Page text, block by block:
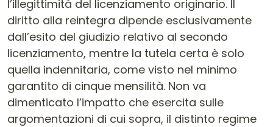
l’illegittimità del licenziamento originario. Il
diritto alla reintegra dipende esclusivamente
dall’esito del giudizio relativo al secondo
licenziamento, mentre la tutela certa è solo
quella indennitaria, come visto nel minimo
garantito di cinque mensilità. Non va
dimenticato l’impatto che esercita sulle
argomentazioni di cui sopra, il distinto regime